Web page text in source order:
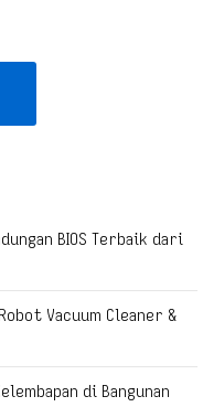
BIOS Terbaik dari
Vacuum Cleaner &
di Bangunan